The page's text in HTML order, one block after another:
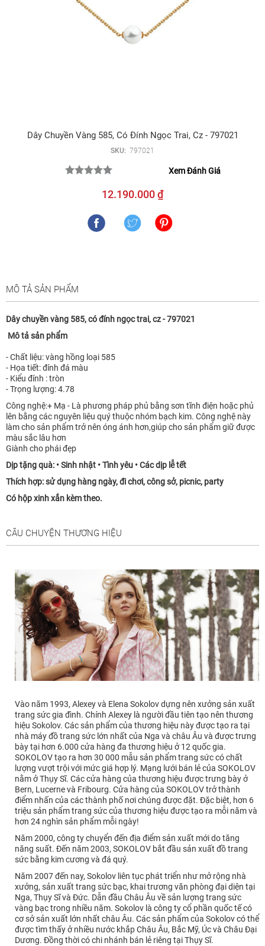
Dây Chuyền Vàng 585, Có Đính Ngọc Trai, Cz - 797021
SKU: 797021
Xem Đánh Giá
12.190.000 ₫
MÔ TẢ SẢN PHẨM
Dây chuyền vàng 585, có đính ngọc trai, cz - 797021
Mô tả sản phẩm
- Chất liệu: vàng hồng loại 585
- Họa tiết: đính đá màu
- Kiểu đính : tròn
- Trọng lượng: 4.78
Công nghệ:+ Mạ - Là phương pháp phủ bằng sơn tĩnh điện hoặc phủ
lên bằng các nguyên liệu quý thuộc nhóm bạch kim. Công nghệ này
làm cho sản phẩm trở nên óng ánh hơn,giúp cho sản phẩm giữ được
màu sắc lâu hơn
Giành cho phái đẹp
Dịp tặng quà: • Sinh nhật • Tình yêu • Các dịp lễ tết
Thích hợp: sử dụng hàng ngày, đi chơi, công sở, picnic, party
Có hộp xinh xắn kèm theo.
CÂU CHUYỆN THƯƠNG HIỆU
Vào năm 1993, Alexey và Elena Sokolov dựng nên xưởng sản xuất
trang sức gia đình. Chính Alexey là người đầu tiên tạo nên thương
hiệu Sokolov. Các sản phẩm của thương hiệu này được tạo ra tại
nhà máy đồ trang sức lớn nhất của Nga và châu Âu và được trưng
bày tại hơn 6.000 cửa hàng đa thương hiệu ở 12 quốc gia.
SOKOLOV tạo ra hơn 30 000 mẫu sản phẩm trang sức có chất
lượng vượt trội với mức giá hợp lý. Mạng lưới bán lẻ của SOKOLOV
nằm ở Thụy Sĩ. Các cửa hàng của thương hiệu được trưng bày ở
Bern, Lucerne và Fribourg. Cửa hàng của SOKOLOV trở thành
điểm nhấn của các thành phố nơi chúng được đặt. Đặc biệt, hơn 6
triệu sản phẩm trang sức của thương hiệu được tạo ra mỗi năm và
hơn 24 nghìn sản phẩm mỗi ngày!
Năm 2000, công ty chuyển đến địa điểm sản xuất mới do tăng
năng suất. Đến năm 2003, SOKOLOV bắt đầu sản xuất đồ trang
sức bằng kim cương và đá quý.
Năm 2007 đến nay, Sokolov liên tục phát triển như mở rộng nhà
xưởng, sản xuất trang sức bạc, khai trương văn phòng đại diện tại
Nga, Thụy Sĩ và Đức. Dẫn đầu Châu Âu về sản lượng trang sức
vàng bạc trong nhiều năm. Sokolov là công ty cổ phần quốc tế có
cơ sở sản xuất lớn nhất châu Âu. Các sản phẩm của Sokolov có thể
được tìm thấy ở nhiều nước khắp Châu Âu, Bắc Mỹ, Úc và Châu Đại
Dương. Đồng thời có chi nhánh bán lẻ riêng tại Thụy Sĩ.